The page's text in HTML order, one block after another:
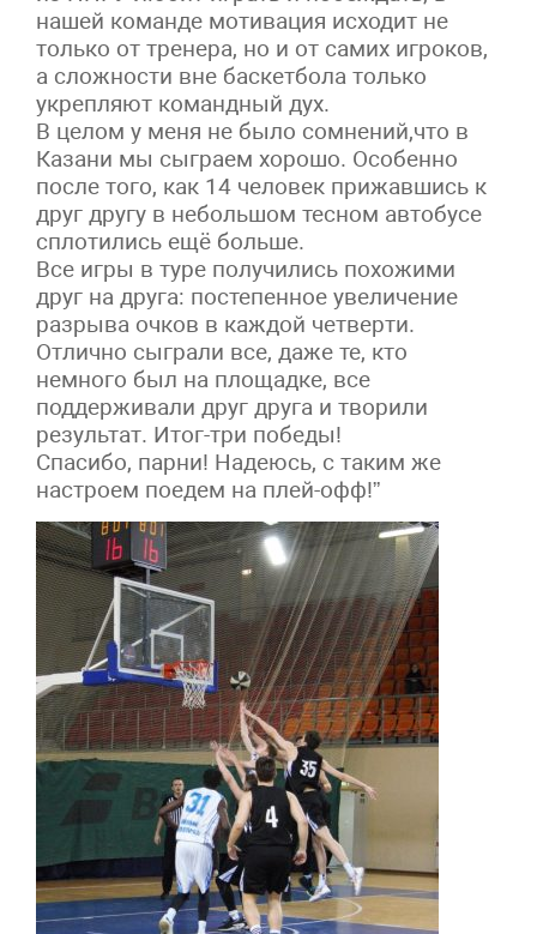
нашей команде мотивация исходит не
только от тренера, но и от самих игроков,
а сложности вне баскетбола только
укрепляют командный дух.
В целом у меня не было сомнений,что в
Казани мы сыграем хорошо. Особенно
после того, как 14 человек прижавшись к
друг другу в небольшом тесном автобусе
сплотились ещё больше.
Все игры в туре получились похожими
друг на друга: постепенное увеличение
разрыва очков в каждой четверти.
Отлично сыграли все, даже те, кто
немного был на площадке, все
поддерживали друг друга и творили
результат. Итог-три победы!
Спасибо, парни! Надеюсь, с таким же
настроем поедем на плей-офф!”